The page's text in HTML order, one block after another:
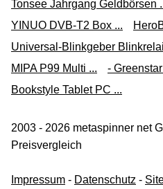
Tonsee Jahrgang Geldbörsen
YINUO DVB-T2 Box ...
Universal-Blinkgeber
MIPA P99 Multi ...
-
Bookstyle Tablet PC ...
2003 - 2026 metaspinner net
Preisvergleich
Impressum - Datenschutz -